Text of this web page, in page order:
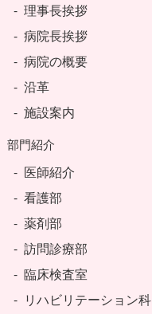
理事長挨拶
病院長挨拶
病院の概要
沿革
施設案内
部門紹介
医師紹介
看護部
薬剤部
訪問診療部
臨床検査室
リハビリテーション科